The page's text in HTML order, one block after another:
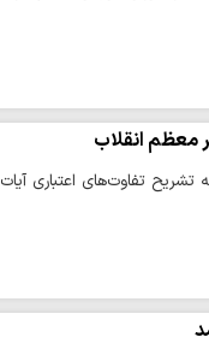
معظم انقلاب
تفاوت‌های اعتباری آیات